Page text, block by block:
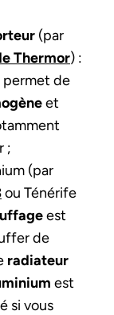
(par
Thermor) :
de
et
;
(par
ou Ténérife
est
de
radiateur
est
si vous